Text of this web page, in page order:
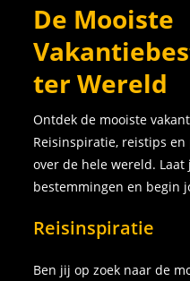
De Mooiste
ter Wereld
Ontdek de mooiste
Reisinspiratie, reistips
over de hele wereld.
bestemmingen en begin
Reisinspiratie
Ben jij op zoek naar de